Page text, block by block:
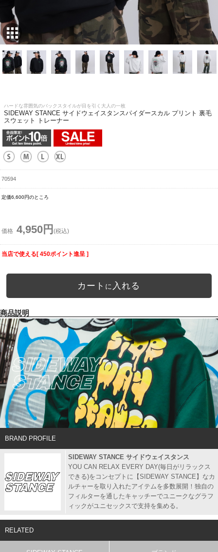
ハードな雰囲気のバックスタイルが目を引く大人の一枚
SIDEWAY STANCE サイドウェイスタンスパイダースカル プリント 裏毛
スウェット トレーナー
70594
定価6,600円のところ
価格 4,950円 (税込)
当店で使える[ 450ポイント進呈 ]
カート に 入れる
商品説明
BRAND PROFILE
SIDEWAY STANCE サイドウェイスタンス
YOU CAN RELAX EVERY DAY(毎日がリラックス
できる)をコンセプトに【SIDEWAY STANCE】なカ
ルチャーを取り入れたアイテムを多数展開！独自の
フィルターを通したキャッチーでユニークなグラフ
ィックがユニセックスで支持を集める。
RELATED